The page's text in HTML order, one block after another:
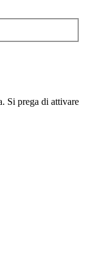
Si prega di attivare